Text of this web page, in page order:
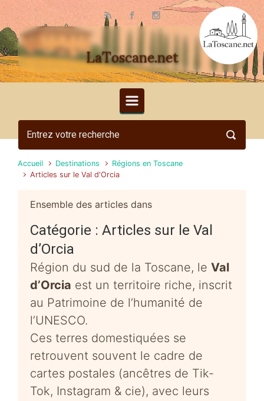
Skip to main content
LaToscane.net
Accueil Destinations
Régions en Toscane
Articles sur le Val d'Orcia
Ensemble des articles dans
Catégorie : Articles sur le Val
d’Orcia
Région du sud de la Toscane, le Val
d’Orcia est un territoire riche, inscrit
au Patrimoine de l’humanité de
l’UNESCO.
Ces terres domestiquées se
retrouvent souvent le cadre de
cartes postales (ancêtres de Tik-
Tok, Instagram & cie), avec leurs